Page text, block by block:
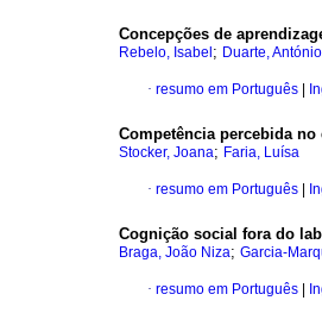
Concepções de
Rebelo, Isabel ; Duarte, António
· resumo em Português
Competência percebida
Stocker, Joana; Faria, Luísa
· resumo em Português
Cognição social fora do
Braga, João Niza;
· resumo em Português